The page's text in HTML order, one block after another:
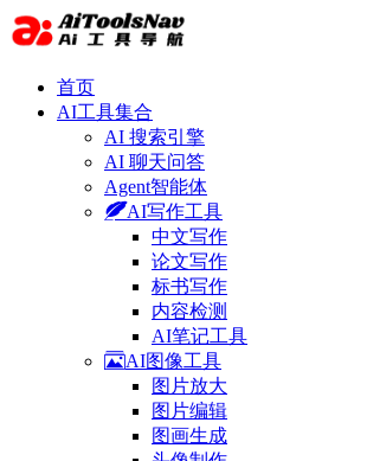
首页
AI工具集合
AI 搜索引擎
AI 聊天问答
Agent智能体
AI写作工具
中文写作
论文写作
标书写作
内容检测
AI笔记工具
AI图像工具
图片放大
图片编辑
图画生成